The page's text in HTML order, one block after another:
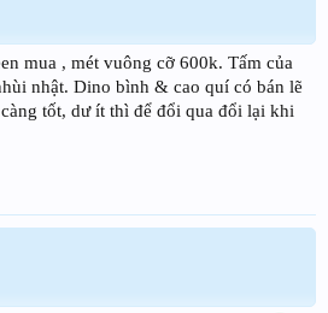
mua , mét vuông cỡ 600k. Tấm của
nhật. Dino bình & cao quí có bán lẽ
tốt, dư ít thì để đổi qua đổi lại khi